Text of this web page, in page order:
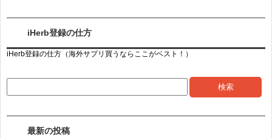
iHerb登録の仕方
iHerb登録の仕方（海外サプリ買うならここがベスト！）
最新の投稿